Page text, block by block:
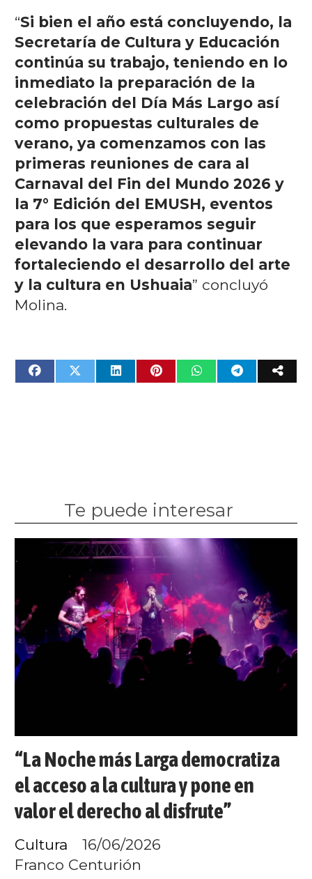
“Si bien el año está concluyendo, la
Secretaría de Cultura y Educación
continúa su trabajo, teniendo en lo
inmediato la preparación de la
celebración del Día Más Largo así
como propuestas culturales de
verano, ya comenzamos con las
primeras reuniones de cara al
Carnaval del Fin del Mundo 2026 y
la 7° Edición del EMUSH, eventos
para los que esperamos seguir
elevando la vara para continuar
fortaleciendo el desarrollo del arte
y la cultura en Ushuaia” concluyó
Molina.
Te puede interesar
“La Noche más Larga democratiza
el acceso a la cultura y pone en
valor el derecho al disfrute”
Franco Centurión
Cultura 16/06/2026